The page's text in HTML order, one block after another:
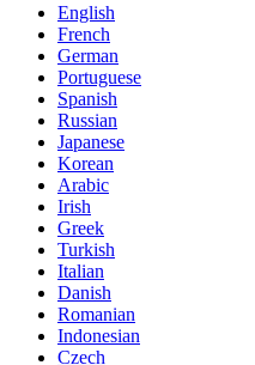
English
French
German
Portuguese
Spanish
Russian
Japanese
Korean
Arabic
Irish
Greek
Turkish
Italian
Danish
Romanian
Indonesian
Czech